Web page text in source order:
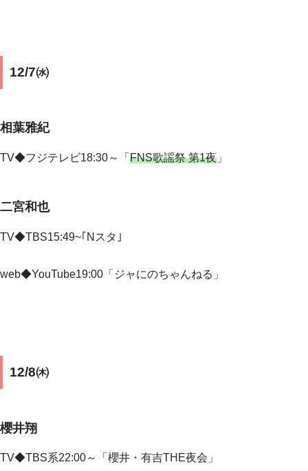
12/7㈬
相葉雅紀
TV◆フジテレビ18:30～「 FNS歌謡祭 第1夜 」
二宮和也
TV◆TBS15:49~｢Nスタ｣
web◆YouTube19:00「ジャにのちゃんねる」
12/8㈭
櫻井翔
TV◆TBS系22:00～「櫻井・有吉THE夜会」